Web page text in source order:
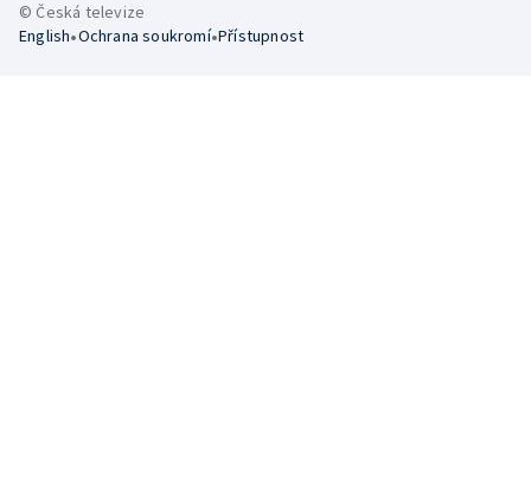
© Česká televize
English•Ochrana soukromí•Přístupnost